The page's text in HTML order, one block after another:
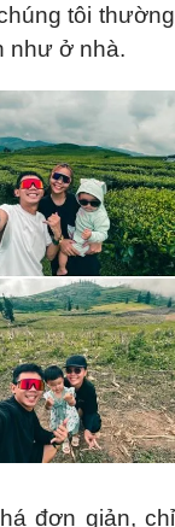
tôi thường
như ở nhà.
đơn giản, chỉ